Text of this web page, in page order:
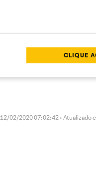
CLIQUE
12/02/2020 07:02:42 • Atualizado